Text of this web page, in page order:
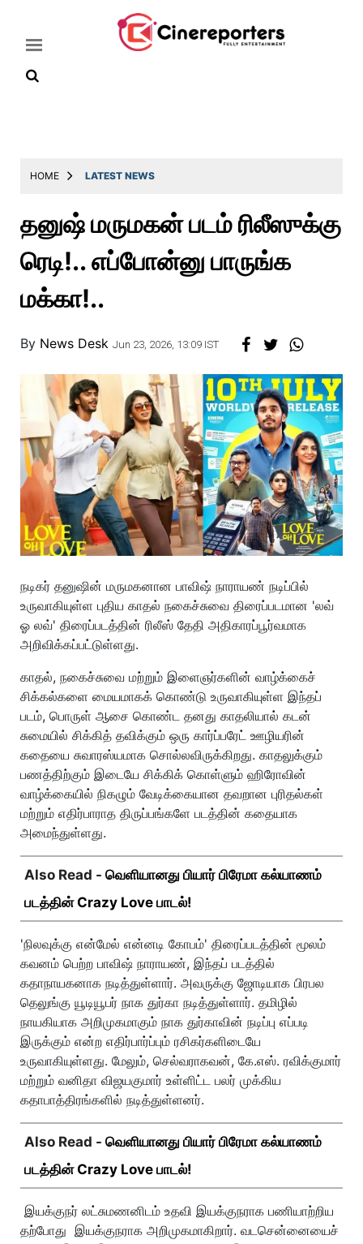
Latest
Throwback
Television
Reviews
Story
HOME LATEST NEWS
தனுஷ் மருமகன் படம் ரிலீஸுக்கு
ரெடி!.. எப்போன்னு பாருங்க
மக்கா!..
By News Desk Jun 23, 2026, 13:09 IST
நடிகர் தனுஷின் மருமகனான பாவிஷ் நாராயண் நடிப்பில்
உருவாகியுள்ள புதிய காதல் நகைச்சுவை திரைப்படமான 'லவ்
ஓ லவ்' திரைப்படத்தின் ரிலீஸ் தேதி அதிகாரப்பூர்வமாக
அறிவிக்கப்பட்டுள்ளது.
காதல், நகைச்சுவை மற்றும் இளைஞர்களின் வாழ்க்கைச்
சிக்கல்களை மையமாகக் கொண்டு உருவாகியுள்ள இந்தப்
படம், பொருள் ஆசை கொண்ட தனது காதலியால் கடன்
சுமையில் சிக்கித் தவிக்கும் ஒரு கார்ப்பரேட் ஊழியரின்
கதையை சுவாரஸ்யமாக சொல்லவிருக்கிறது. காதலுக்கும்
பணத்திற்கும் இடையே சிக்கிக் கொள்ளும் ஹிரோவின்
வாழ்க்கையில் நிகழும் வேடிக்கையான தவறான புரிதல்கள்
மற்றும் எதிர்பாராத திருப்பங்களே படத்தின் கதையாக
அமைந்துள்ளது.
Also Read - வெளியானது பியார் பிரேமா கல்யாணம்
படத்தின் Crazy Love பாடல்!
'நிலவுக்கு என்மேல் என்னடி கோபம்' திரைப்படத்தின் மூலம்
கவனம் பெற்ற பாவிஷ் நாராயண், இந்தப் படத்தில்
கதாநாயகனாக நடித்துள்ளார். அவருக்கு ஜோடியாக பிரபல
தெலுங்கு யூடியூபர் நாக துர்கா நடித்துள்ளார். தமிழில்
நாயகியாக அறிமுகமாகும் நாக துர்காவின் நடிப்பு எப்படி
இருக்கும் என்ற எதிர்பார்ப்பும் ரசிகர்களிடையே
உருவாகியுள்ளது. மேலும், செல்வராகவன், கே.எஸ். ரவிக்குமார்
மற்றும் வனிதா விஜயகுமார் உள்ளிட்ட பலர் முக்கிய
கதாபாத்திரங்களில் நடித்துள்ளனர்.
Also Read - வெளியானது பியார் பிரேமா கல்யாணம்
படத்தின் Crazy Love பாடல்!
இயக்குநர் லட்சுமணனிடம் உதவி இயக்குநராக பணியாற்றிய
தற்போது இயக்குநராக அறிமுகமாகிறார். வடசென்னையைச்